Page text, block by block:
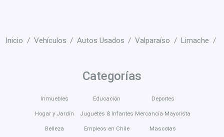
Inicio Vehículos Autos Usados Valparaíso Limache
Categorías
Inmuebles
Hogar y Jardín
Belleza
Educación
Juguetes & Infantes
Empleos en Chile
Deportes
Mercancía Mayorista
Mascotas